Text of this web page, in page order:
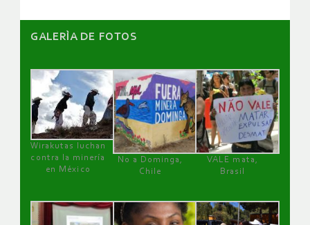
GALERÌA DE FOTOS
Wirakutas luchan
contra la minería
en México
No a Dominga,
Chile
VALE mata,
Brasil